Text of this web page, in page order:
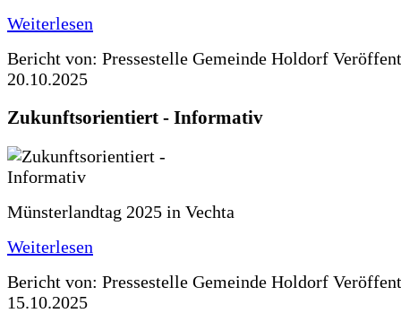
Weiterlesen
Bericht von: Pressestelle Gemeinde Holdorf
20.10.2025
Zukunftsorientiert - Informativ
Münsterlandtag 2025 in Vechta
Weiterlesen
Bericht von: Pressestelle Gemeinde Holdorf
15.10.2025